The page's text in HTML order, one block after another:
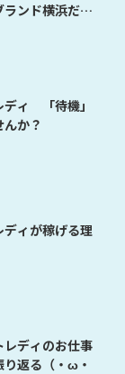
ンド横浜だと
ります」
ディ 「待機」
か？
ィが稼げる理
ディのお仕事
返る（・ω・